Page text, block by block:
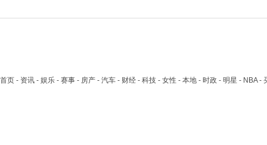
首页 - 资讯 - 娱乐 - 赛事 - 房产 - 汽车 - 财经 - 科技 - 女性 - 本地 - 时政 - 明星 - NBA